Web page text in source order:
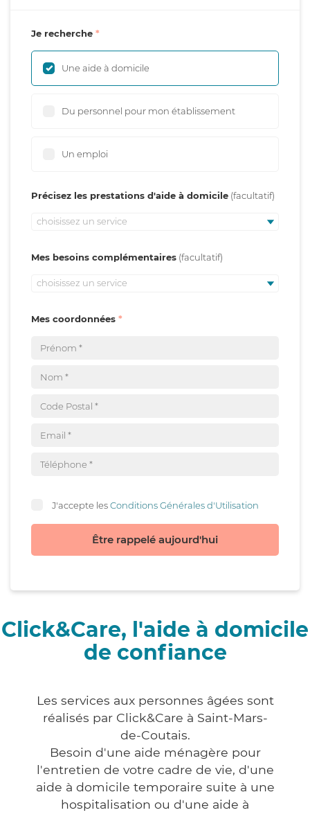
Je recherche
Une aide à domicile
Du personnel pour mon établissement
Un emploi
Précisez les prestations d'aide à domicile
choisissez un service
Mes besoins complémentaires
choisissez un service
Mes coordonnées
J'accepte lesConditions Générales d'Utilisation
Être rappelé aujourd'hui
Click&Care, l'aide à domicile
de confiance
Les services aux personnes âgées sont
réalisés par Click&Care à Saint-Mars-
de-Coutais.
Besoin d'une aide ménagère pour
l'entretien de votre cadre de vie, d'une
aide à domicile temporaire suite à une
hospitalisation ou d'une aide à